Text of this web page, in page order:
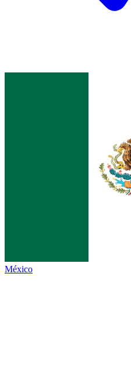
México